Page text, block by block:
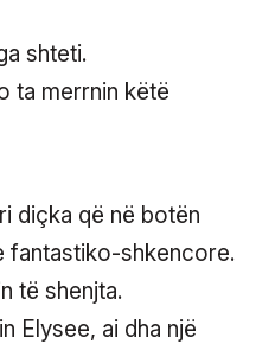
shteti.
ta merrnin këtë
diçka që në botën
fantastiko-shkencore.
të shenjta.
Elysee, ai dha një